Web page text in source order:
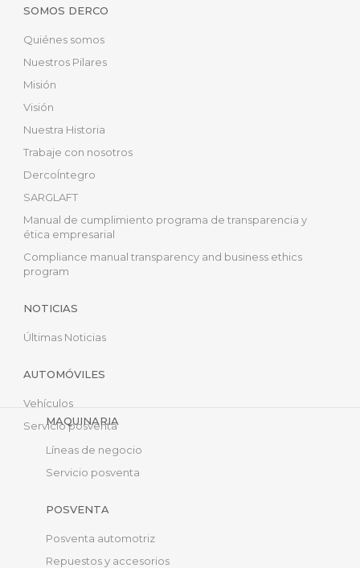
SOMOS DERCO
Quiénes somos
Nuestros Pilares
Misión
Visión
Nuestra Historia
Trabaje con nosotros
DercoÍntegro
SARGLAFT
Manual de cumplimiento programa de transparencia y
ética empresarial
Compliance manual transparency and business ethics
program
NOTICIAS
Últimas Noticias
AUTOMÓVILES
Vehículos
Servicio posventa
MAQUINARIA
Líneas de negocio
Servicio posventa
POSVENTA
Posventa automotriz
Repuestos y accesorios